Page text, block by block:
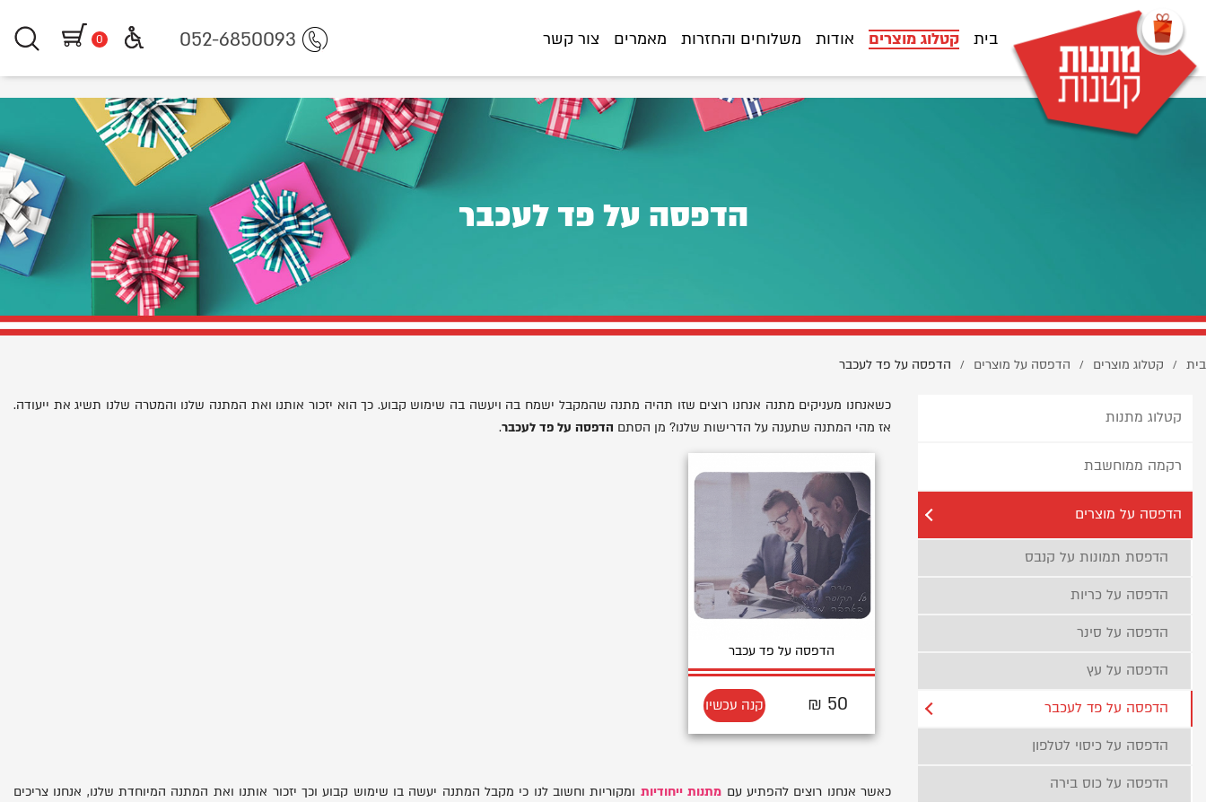
https://www.littlegifts.co.il/%D7%94%D7%93%D7%A4%D7%A1%D7%94-%D7%A2%D7%9C-%D7%A4%D7%93-%D7%9C%D7%A2%D7%9B%D7%91%D7%A8/
בית קטלוג מוצרים אודות משלוחים והחזרות מאמרים צור קשר 0 052-6850093
הדפסה על פד לעכבר
בית / קטלוג מוצרים / הדפסה על מוצרים / הדפסה על פד לעכבר
קטלוג מתנות
רקמה ממוחשבת
הדפסה על מוצרים
הדפסת תמונות על קנבס
הדפסה על כריות
הדפסה על סינר
הדפסה על עץ
הדפסה על פד לעכבר
הדפסה על כיסוי לטלפון
הדפסה על כוס בירה
כשאנחנו מעניקים מתנה אנחנו רוצים שזו תהיה מתנה שהמקבל ישמח בה ויעשה בה שימוש קבוע. כך הוא יזכור אותנו ואת המתנה שלנו והמטרה שלנו תשיג את ייעודה.
אז מהי המתנה שתענה על הדרישות שלנו? מן הסתם הדפסה על פד לעכבר.
הדפסה על פד עכבר
50 ₪ קנה עכשיו
כאשר אנחנו רוצים להפתיע עם מתנות ייחודיות ומקוריות וחשוב לנו כי מקבל המתנה יעשה בו שימוש קבוע וכך יזכור אותנו ואת המתנה המיוחדת שלנו, אנחנו צריכים